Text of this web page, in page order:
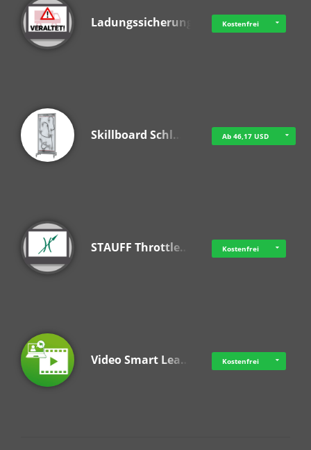
Ladungssicherung Kostenfrei
Skillboard Schl… Ab 46,17 USD
STAUFF Throttle… Kostenfrei
Video Smart Lea… Kostenfrei